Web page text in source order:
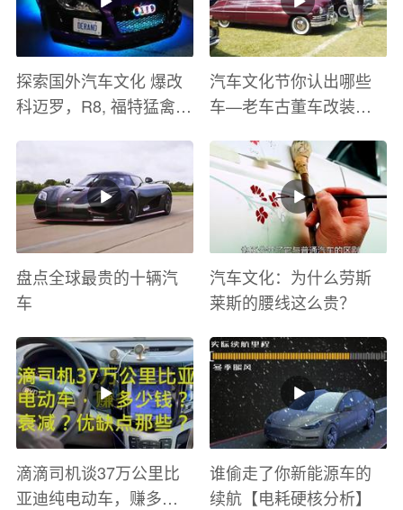
探索国外汽车文化 爆改
科迈罗，R8, 福特猛禽
汽车文化节你认出哪些
车—老车古董车改装车
盘点全球最贵的十辆汽
车
汽车文化：为什么劳斯
莱斯的腰线这么贵？
滴滴司机谈37万公里比
亚迪纯电动车，赚多少
谁偷走了你新能源车的
续航【电耗硬核分析】